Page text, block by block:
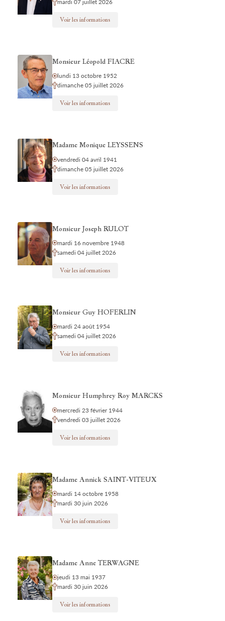
mardi 07 juillet 2026
Voir les informations
Monsieur Léopold FIACRE
lundi 13 octobre 1952
dimanche 05 juillet 2026
Voir les informations
Madame Monique LEYSSENS
vendredi 04 avril 1941
dimanche 05 juillet 2026
Voir les informations
Monsieur Joseph RULOT
mardi 16 novembre 1948
samedi 04 juillet 2026
Voir les informations
Monsieur Guy HOFERLIN
mardi 24 août 1954
samedi 04 juillet 2026
Voir les informations
Monsieur Humphrey Roy MARCKS
mercredi 23 février 1944
vendredi 03 juillet 2026
Voir les informations
Madame Annick SAINT-VITEUX
mardi 14 octobre 1958
mardi 30 juin 2026
Voir les informations
Madame Anne TERWAGNE
jeudi 13 mai 1937
mardi 30 juin 2026
Voir les informations